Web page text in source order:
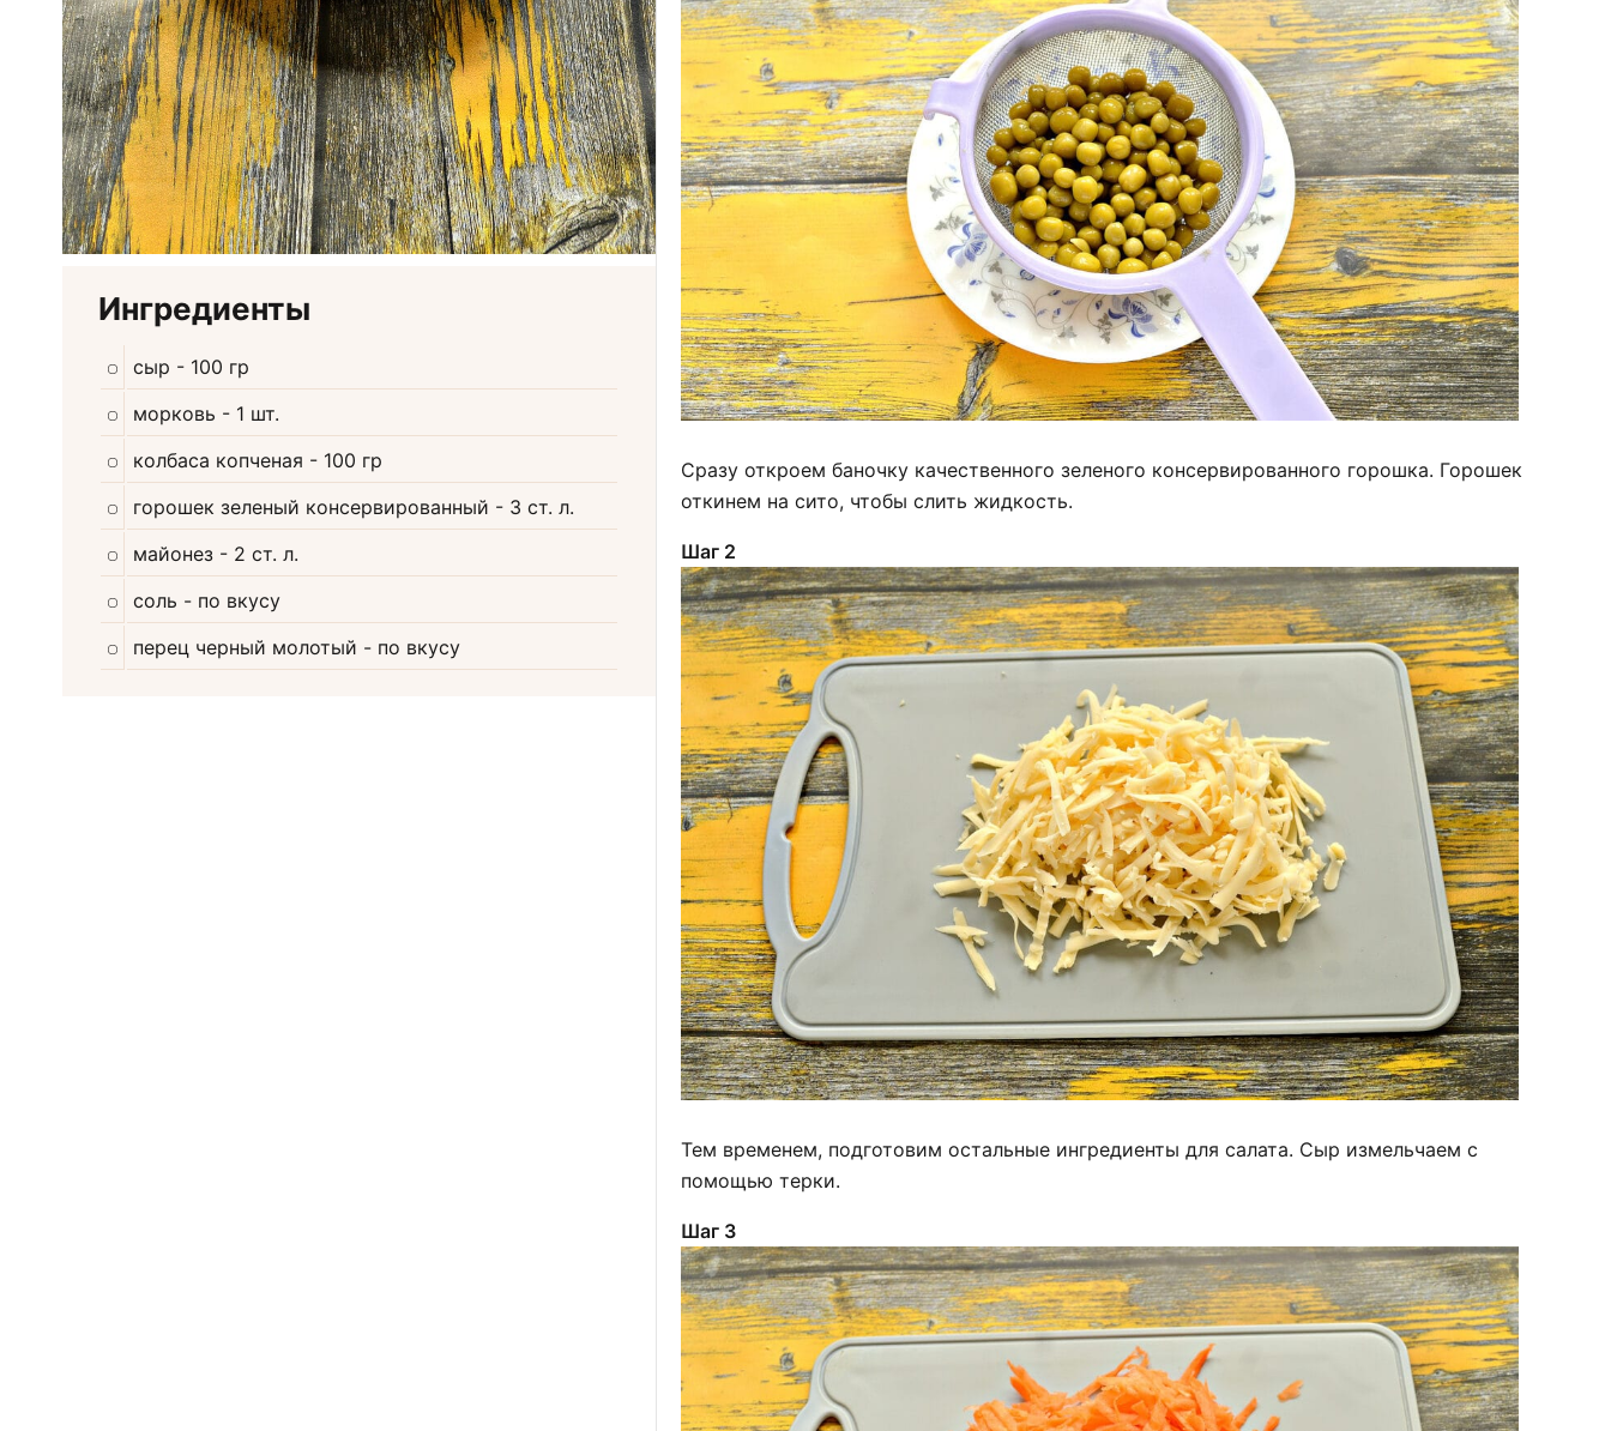
Ингредиенты
сыр - 100 гр
морковь - 1 шт.
колбаса копченая - 100 гр
горошек зеленый консервированный - 3 ст. л.
майонез - 2 ст. л.
соль - по вкусу
перец черный молотый - по вкусу
Сразу откроем баночку качественного зеленого консервированного горошка. Горошек
откинем на сито, чтобы слить жидкость.
Шаг 2
Тем временем, подготовим остальные ингредиенты для салата. Сыр измельчаем с
помощью терки.
Шаг 3